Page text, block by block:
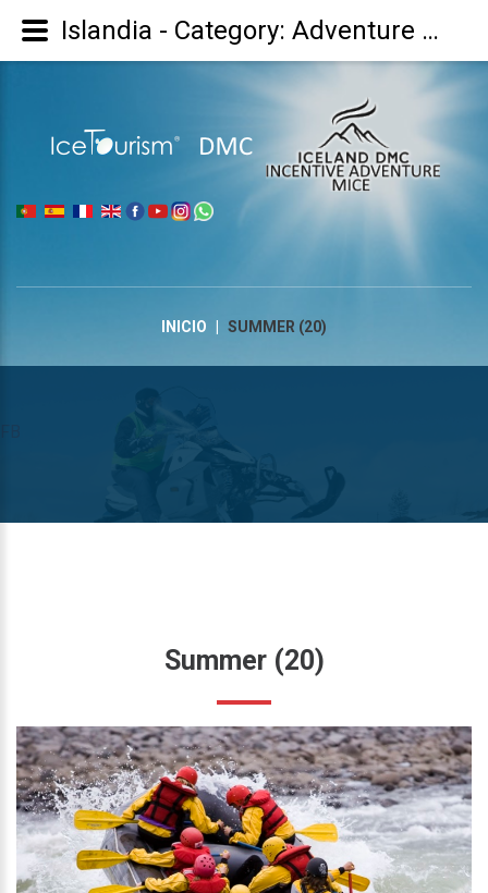
|
INICIO SUMMER (20)
Summer (20)
Islandia - Category: Adventure Summer/Aventura Verão : Verano - Image: Summer (20)